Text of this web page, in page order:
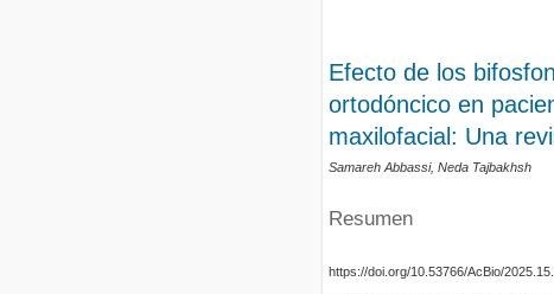
Efecto de los
ortodóncico en
maxilofacial: Una
Samareh Abbassi, Neda Tajbakhsh
Resumen
https://doi.org/10.53766/AcBio/